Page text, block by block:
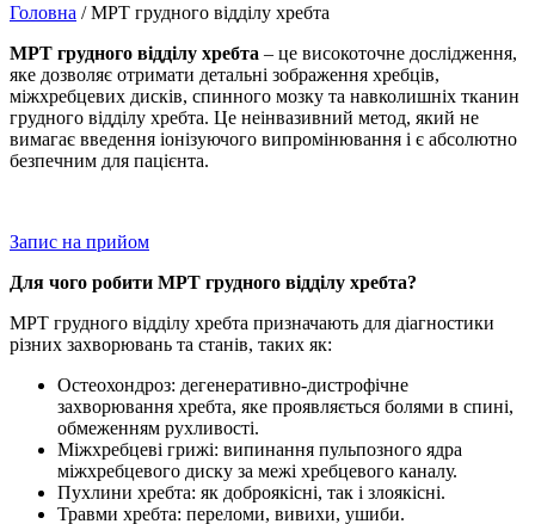
Головна /МРТ грудного відділу хребта
МРТ грудного відділу хребта – це високоточне дослідження,
яке дозволяє отримати детальні зображення хребців,
міжхребцевих дисків, спинного мозку та навколишніх тканин
грудного відділу хребта. Це неінвазивний метод, який не
вимагає введення іонізуючого випромінювання і є абсолютно
безпечним для пацієнта.
Запис на прийом
Для чого робити МРТ грудного відділу хребта?
МРТ грудного відділу хребта призначають для діагностики
різних захворювань та станів, таких як:
Остеохондроз: дегенеративно-дистрофічне
захворювання хребта, яке проявляється болями в спині,
обмеженням рухливості.
Міжхребцеві грижі: випинання пульпозного ядра
міжхребцевого диску за межі хребцевого каналу.
Пухлини хребта: як доброякісні, так і злоякісні.
Травми хребта: переломи, вивихи, ушиби.